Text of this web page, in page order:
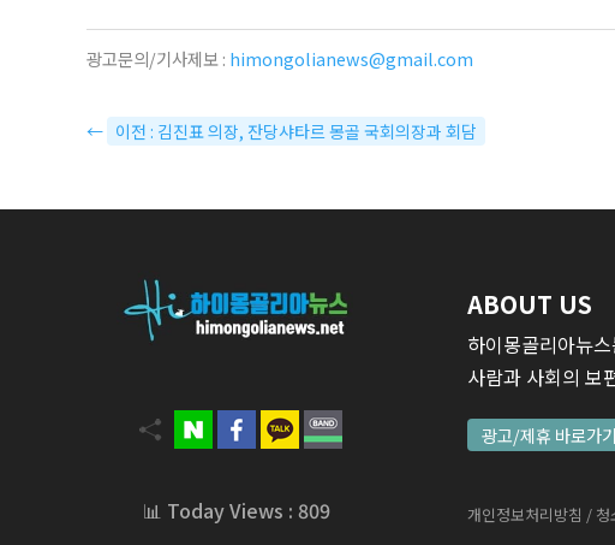
광고문의/기사제보 : himongolianews@gmail.com
← 이전 : 김진표 의장, 잔당샤타르 몽골 국회의장과 회담
📊 Today Views : 809
ABOUT US
하이몽골리아뉴
사람과 사회의 보
광고/제휴 바로가기
개인정보처리방침 / 청